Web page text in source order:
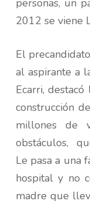
personas, un
2012 se viene
El
al aspirante a
Ecarri,
construcción
millones de
obstáculos,
Le pasa a una
hospital y no
madre que